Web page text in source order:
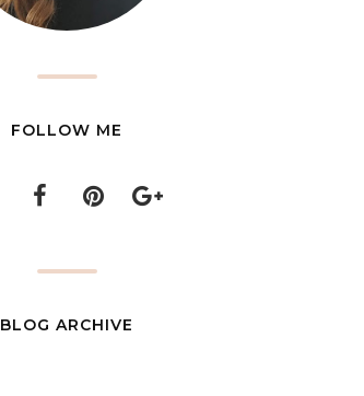
FOLLOW ME
BLOG ARCHIVE